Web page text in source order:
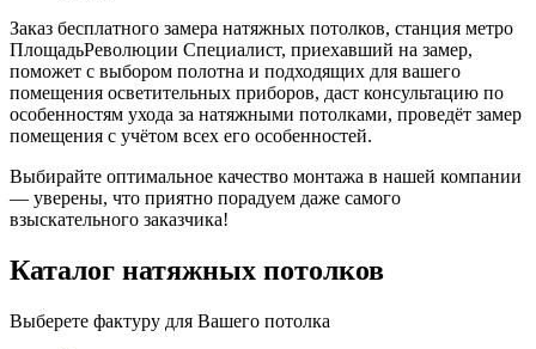
Заказ бесплатного замера натяжных потолков, станция метро
ПлощадьРеволюции Специалист, приехавший на замер,
поможет с выбором полотна и подходящих для вашего
помещения осветительных приборов, даст консультацию по
особенностям ухода за натяжными потолками, проведёт замер
помещения с учётом всех его особенностей.
Выбирайте оптимальное качество монтажа в нашей компании
— уверены, что приятно порадуем даже самого
взыскательного заказчика!
Каталог натяжных потолков
Выберете фактуру для Вашего потолка